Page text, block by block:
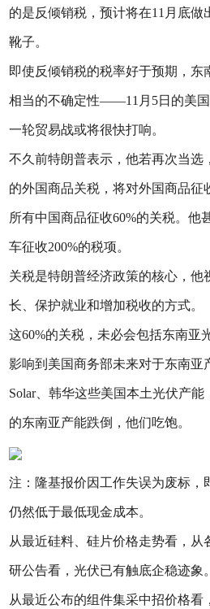
的是反倾销税，预计将在11月底做
靴子。
即使反倾销税的税率好于预期，东
相当的不确定性——11月5日的美
一轮贸易战或将很快打响。
不久前特朗普表示，他若再次当选
的外国商品关税，将对外国商品征
所有中国商品征收60%的关税。他
车征收200%的税项。
关税是特朗普经济政策的核心，他
长、保护就业和增加税收的方式。
这60%的关税，未必会包括东南亚
影响到美国商务部未来对于东南亚
Solar、韩华这些美国本土光伏产
的东南亚产能跌倒，他们吃饱。
注：隆基报价因工作失误为废标，
仍然低于最低现金成本。
从最近硅料、硅片价格走势看，从
研公告看，光伏已有触底企稳迹象
从最近公布的组件集采中招价格看